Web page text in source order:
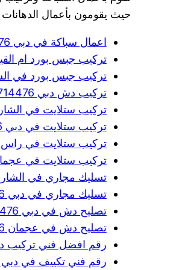
حيث يقومون بأعمال
اعمال سباكة في دبي 0557714476
تركيب جبس بورد ام القيوين
تركيب جبس بورد في الشارقة
تركيب دش دبي 0557714476
تركيب ستلايت في الشارقة
تركيب ستلايت في دبي 0557714476
تركيب ستلايت في راس الخيمة
تركيب ستلايت في عجمان
تسليك مجاري في الشارقة
تسليك مجاري في دبي 0557714476
تصليح دش في دبي 0557714476
تصليح دش في عجمان 0557714476
رقم افضل فني تركيب
رقم فني تكييف في دبي 0557714476